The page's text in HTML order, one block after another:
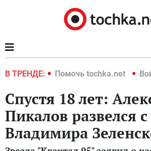
В ТРЕНДЕ:
2022 Помочь tochka.net
Спустя 18 лет:
Пикалов развелся
Владимира